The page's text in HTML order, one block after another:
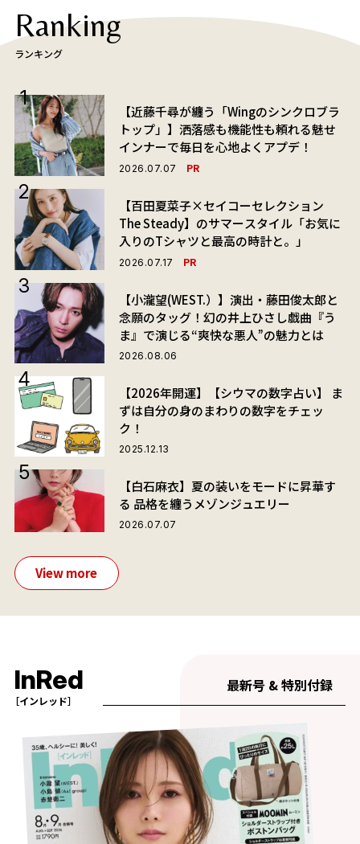
Ranking
ランキング
【近藤千尋が纏う「Wingのシンクロブラ
トップ」】洒落感も機能性も頼れる魅せ
インナーで毎日を心地よくアプデ！
2026.07.07 PR
【百田夏菜子×セイコーセレクション
The Steady】のサマースタイル「お気に
入りのTシャツと最高の時計と。」
2026.07.17 PR
【小瀧望(WEST.）】演出・藤田俊太郎と
念願のタッグ！幻の井上ひさし戯曲『う
ま』で演じる“爽快な悪人”の魅力とは
2026.08.06
【2026年開運】【シウマの数字占い】 ま
ずは自分の身のまわりの数字をチェッ
ク！
2025.12.13
【白石麻衣】夏の装いをモードに昇華す
る 品格を纏うメゾンジュエリー
2026.07.07
View more
InRed
［インレッド］
最新号 & 特別付録